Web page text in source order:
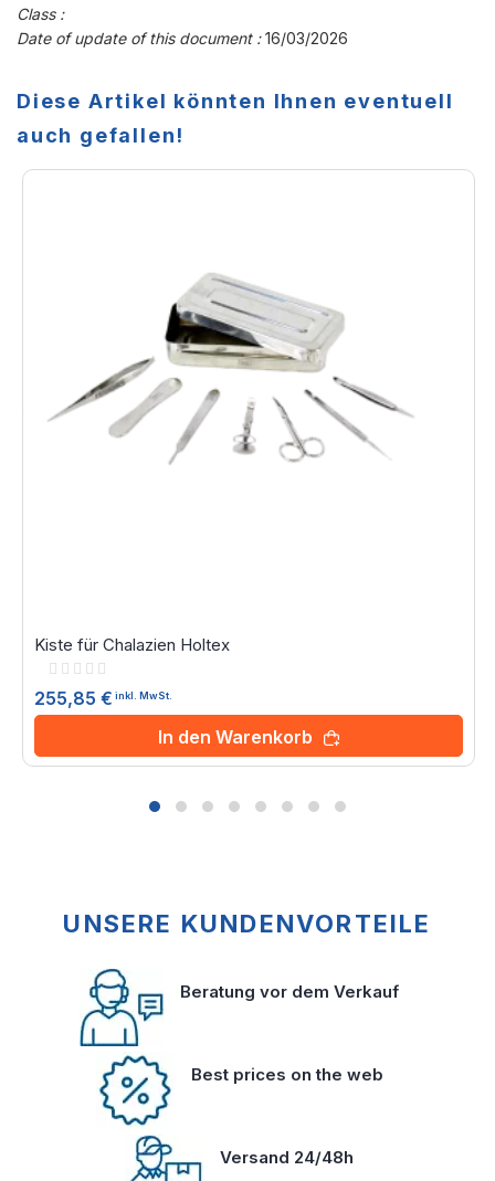
Class :
Date of update of this document :16/03/2026
Diese Artikel könnten Ihnen eventuell
auch gefallen!
Kiste für Chalazien Holtex
Rating:
255,85 € inkl. MwSt.
In den Warenkorb
UNSERE KUNDENVORTEILE
Beratung vor dem Verkauf
Best prices on the web
Versand 24/48h